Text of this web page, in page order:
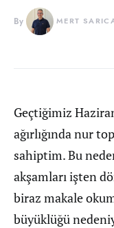
By MERT
Geçtiğimiz
ağırlığında nur
sahiptim. Bu
akşamları işten
biraz makale
büyüklüğü